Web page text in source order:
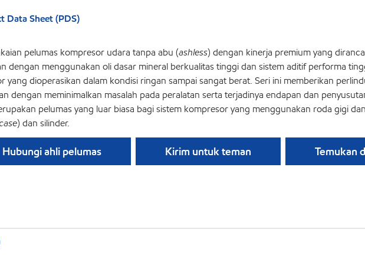
Data Sheet (PDS)
pelumas kompresor udara tanpa abu (ashless) dengan kinerja premium yang
dengan menggunakan oli dasar mineral berkualitas tinggi dan sistem aditif performa
yang dioperasikan dalam kondisi ringan sampai sangat berat. Seri ini memberikan
dengan meminimalkan masalah pada peralatan serta terjadinya endapan dan
pelumas yang luar biasa bagi sistem kompresor yang menggunakan roda gigi
) dan silinder.
Hubungi ahli pelumas Kirim untuk teman Temukan